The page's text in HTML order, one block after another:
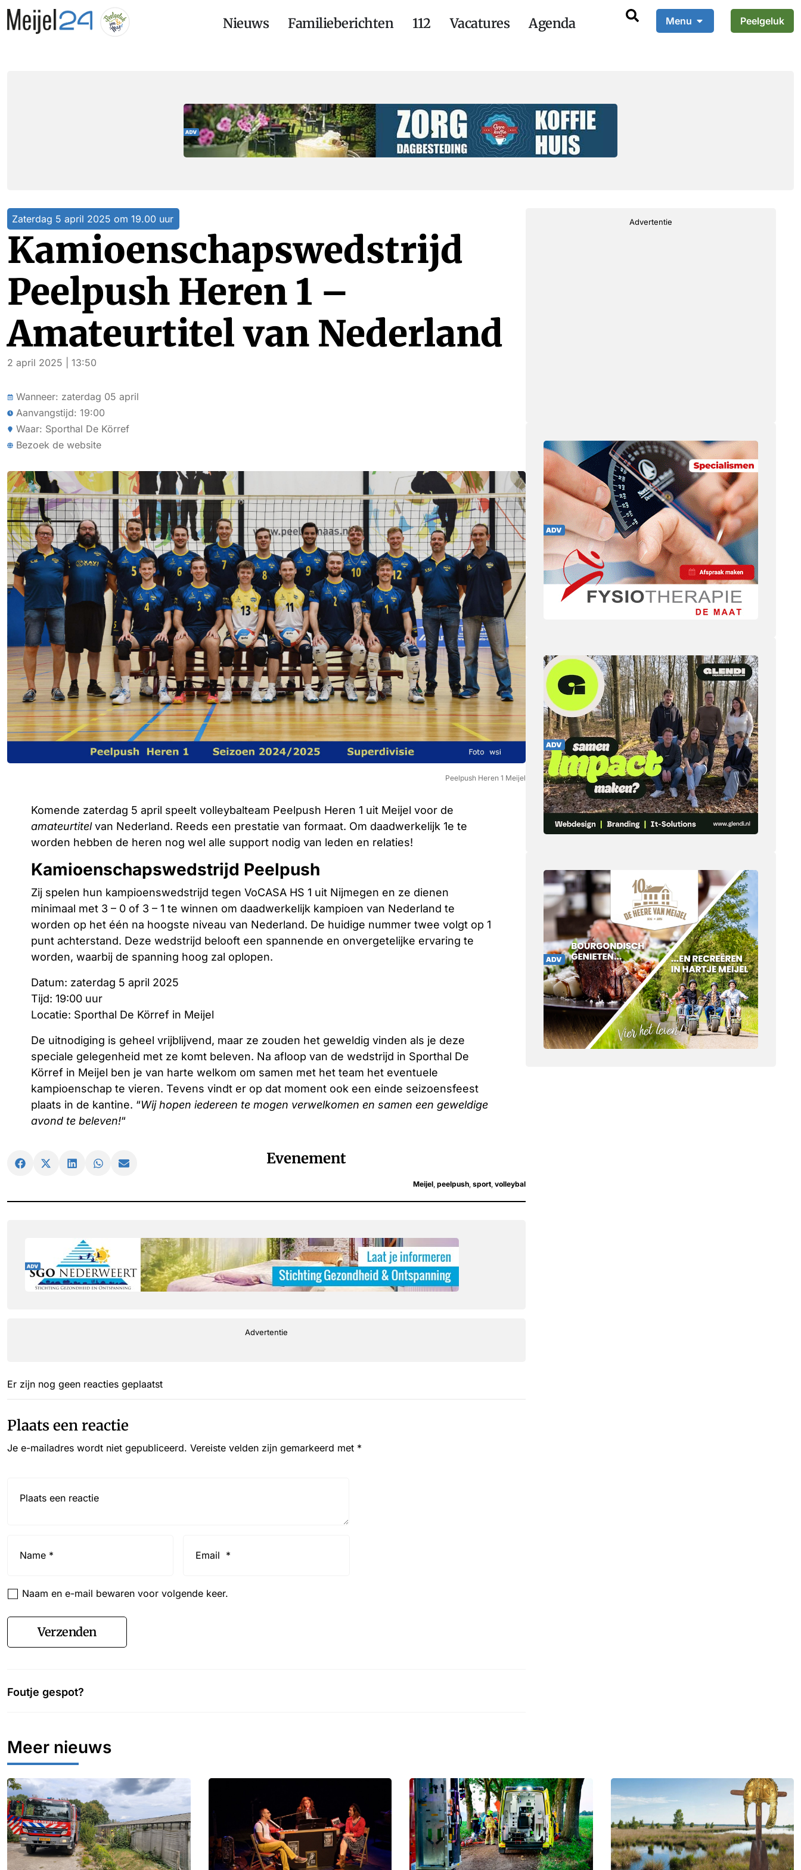
Nieuws Familieberichten 112 Vacatures Agenda Menu Peelgeluk
Zaterdag 5 april 2025 om 19.00 uur
Kamioenschapswedstrijd
Peelpush Heren 1 –
Amateurtitel van Nederland
2 april 2025 | 13:50
Wanneer: zaterdag 05 april
Aanvangstijd: 19:00
Waar: Sporthal De Körref
Bezoek de website
Peelpush Heren 1 Meijel
Komende zaterdag 5 april speelt volleybalteam Peelpush Heren 1 uit Meijel voor de
amateurtitelvan Nederland. Reeds een prestatie van formaat. Om daadwerkelijk 1e te
worden hebben de heren nog wel alle support nodig van leden en relaties!
Kamioenschapswedstrijd Peelpush
Zij spelen hun kampioenswedstrijd tegen VoCASA HS 1 uit Nijmegen en ze dienen
minimaal met 3 – 0 of 3 – 1 te winnen om daadwerkelijk kampioen van Nederland te
worden op het één na hoogste niveau van Nederland. De huidige nummer twee volgt op 1
punt achterstand. Deze wedstrijd belooft een spannende en onvergetelijke ervaring te
worden, waarbij de spanning hoog zal oplopen.
Datum: zaterdag 5 april 2025
Tijd: 19:00 uur
Locatie: Sporthal De Körref in Meijel
De uitnodiging is geheel vrijblijvend, maar ze zouden het geweldig vinden als je deze
speciale gelegenheid met ze komt beleven. Na afloop van de wedstrijd in Sporthal De
Körref in Meijel ben je van harte welkom om samen met het team het eventuele
kampioenschap te vieren. Tevens vindt er op dat moment ook een einde seizoensfeest
plaats in de kantine. “Wij hopen iedereen te mogen verwelkomen en samen een geweldige
avond te beleven!“
Evenement
Meijel, peelpush, sport, volleybal
Advertentie
Er zijn nog geen reacties geplaatst
Plaats een reactie
Je e-mailadres wordt niet gepubliceerd. Vereiste velden zijn gemarkeerd met *
Naam en e-mail bewaren voor volgende keer.
Verzenden
Advertentie
Foutje gespot?
Meer nieuws